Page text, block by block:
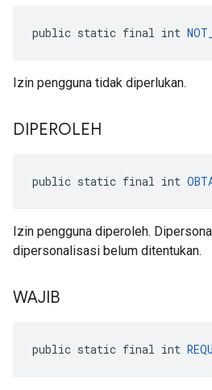
public static final int
Izin pengguna tidak diperlukan.
DIPEROLEH
public static final int
Izin pengguna diperoleh.
dipersonalisasi belum ditentukan.
WAJIB
public static final int